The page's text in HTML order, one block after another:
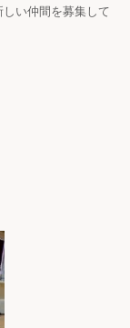
い仲間を募集して